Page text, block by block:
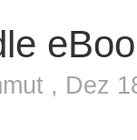
, Dez